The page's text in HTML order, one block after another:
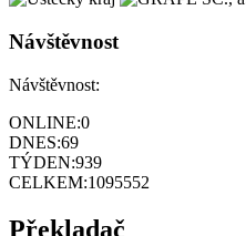
Návštěvnost
Návštěvnost:
ONLINE:0
DNES:69
TÝDEN:939
CELKEM:1095552
Překladač